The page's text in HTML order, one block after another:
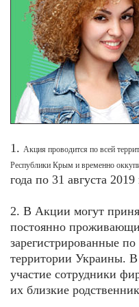
1. Акция проводится по всей
Республики Крым и временно
года по 31 августа 2019
2. В Акции могут
постоянно
зарегистрированные
территории Украины.
участие сотрудники
их близкие